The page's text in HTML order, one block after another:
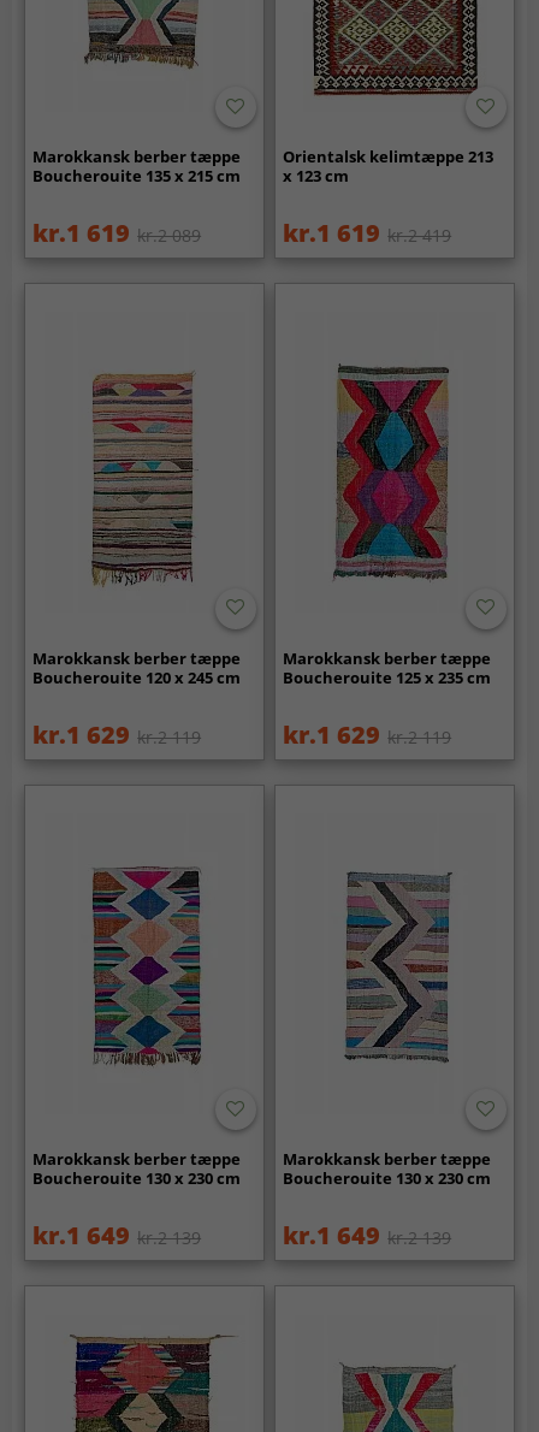
Marokkansk berber tæppe
Boucherouite 135 x 215 cm
kr.1 619 kr.2 089
Orientalsk kelimtæppe 213
x 123 cm
kr.1 619 kr.2 419
Marokkansk berber tæppe
Boucherouite 120 x 245 cm
kr.1 629 kr.2 119
Marokkansk berber tæppe
Boucherouite 125 x 235 cm
kr.1 629 kr.2 119
Marokkansk berber tæppe
Boucherouite 130 x 230 cm
kr.1 649 kr.2 139
Marokkansk berber tæppe
Boucherouite 130 x 230 cm
kr.1 649 kr.2 139